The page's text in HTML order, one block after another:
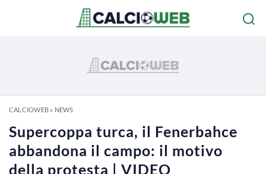
CALCIOWEB» NEWS
Supercoppa turca, il Fenerbahce
abbandona il campo: il motivo
della protesta | VIDEO